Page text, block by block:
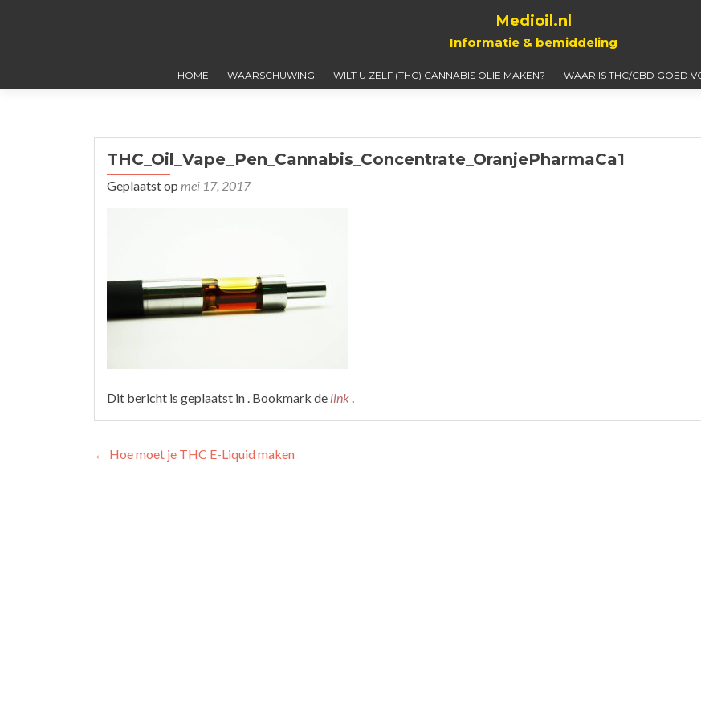
Medioil.nl
Informatie & bemiddeling
HOME WAARSCHUWING WILT U ZELF (THC) CANNABIS OLIE MAKEN? WAAR IS THC/CBD GOED
THC_Oil_Vape_Pen_Cannabis_Concentrate_OranjePharmaCa1
Geplaatst op mei 17, 2017
Dit bericht is geplaatst in . Bookmark de link .
Berichtnavigatie
← Hoe moet je THC E-Liquid maken